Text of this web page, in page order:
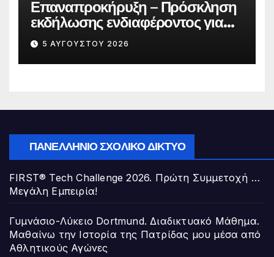
Επαναπροκήρυξη – Πρόσκληση
εκδήλωσης ενδιαφέροντος για
την πλήρωση κενούμενης θέσης
Διευθυντή/ντριας Σχολικής
Μονάδας της Διεύθυνσης Π.Ε. Α΄
5 ΑΥΓΟΎΣΤΟΥ 2026
ΠΑΝΕΛΛΉΝΙΟ ΣΧΟΛΙΚΌ ΔΊΚΤΥΟ
FIRST® Tech Challenge 2026. Πρώτη Συμμετοχή …
Μεγάλη Εμπειρία!
Γυμνάσιο-Λύκειο Dortmund. Διαδικτυακό Μάθημα.
Μαθαίνω την Ιστορία της Πατρίδας μου μέσα από
Αθλητικούς Αγώνες